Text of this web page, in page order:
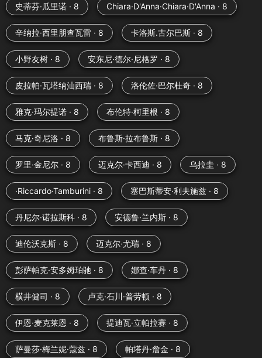
史蒂芬·瓜里诺 · 8 Chiara·D'Anna·Chiara·D'Anna · 8
辛纳拉·西里朋查瓦雷 · 8 卡洛斯.古尔巴斯 · 8
小野友树 · 8 安东尼·德尔·尼格罗 · 8
皮拉帕·瓦塔纳汕西瑞 · 8 洛伦佐·巴尔杜奇 · 8
雅克·玛尔提诺 · 8 布伦特·柯里根 · 8
马克·奇尼洛 · 8 布鲁斯·拉布鲁斯 · 8
罗里·金尼尔 · 8 迈克尔·卡西迪 · 8 乌拉圭 · 8
·Riccardo·Tamburini · 8 塞巴斯蒂安·利夫施兹 · 8
丹尼尔·诺拉斯科 · 8 安德鲁·兰内斯 · 8
迪伦沃克斯 · 8 迈克尔·尤瑞 · 8
彭萨帕克·安多姆珀驰 · 8 娜查·车丹 · 8
横井健司 · 8 卢克·石川·普劳顿 · 8
伊恩·麦克莱恩 · 8 提迪瓦·立帕拉赛 · 8
萨曼莎·梅兰妮·蔻兹 · 8 帕塔丹·詹金 · 8